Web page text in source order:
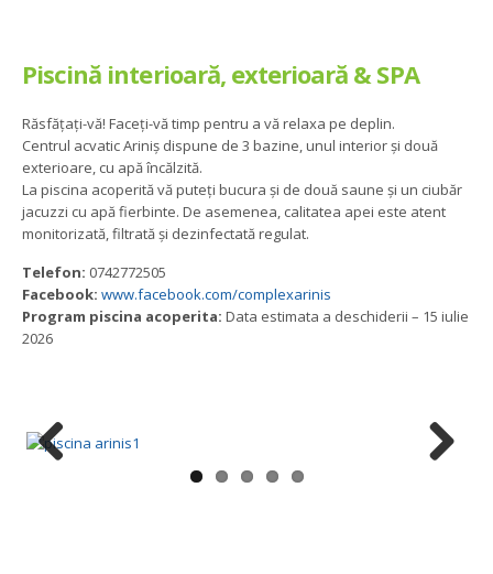
Piscină interioară, exterioară & SPA
Răsfățați-vă! Faceți-vă timp pentru a vă relaxa pe deplin.
Centrul acvatic Ariniș dispune de 3 bazine, unul interior și două
exterioare, cu apă încălzită.
La piscina acoperită vă puteți bucura și de două saune și un ciubăr
jacuzzi cu apă fierbinte. De asemenea, calitatea apei este atent
monitorizată, filtrată și dezinfectată regulat.
Telefon: 0742772505
Facebook: www.facebook.com/complexarinis
Program piscina acoperita: Data estimata a deschiderii – 15 iulie
2026